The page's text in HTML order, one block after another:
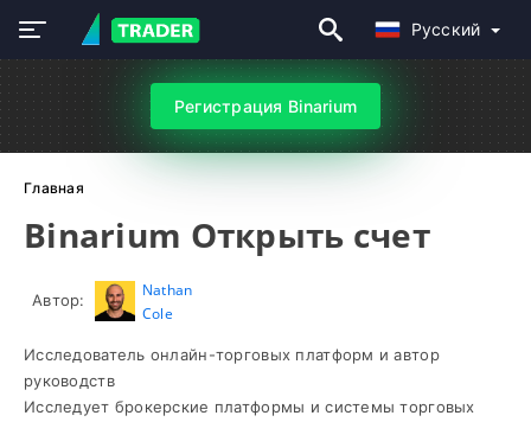
Русский
Регистрация Binarium
Главная
Binarium Открыть счет
Автор:
Nathan
Cole
Исследователь онлайн-торговых платформ и автор
руководств
Исследует брокерские платформы и системы торговых